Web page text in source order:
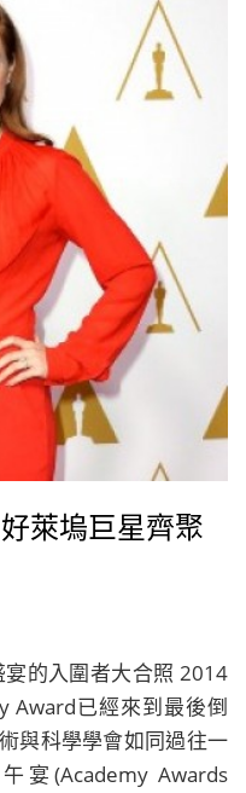
萊塢巨星齊聚
的入圍者大合照 2014
Award已經來到最後倒
與科學學會如同過往一
宴(Academy Awards